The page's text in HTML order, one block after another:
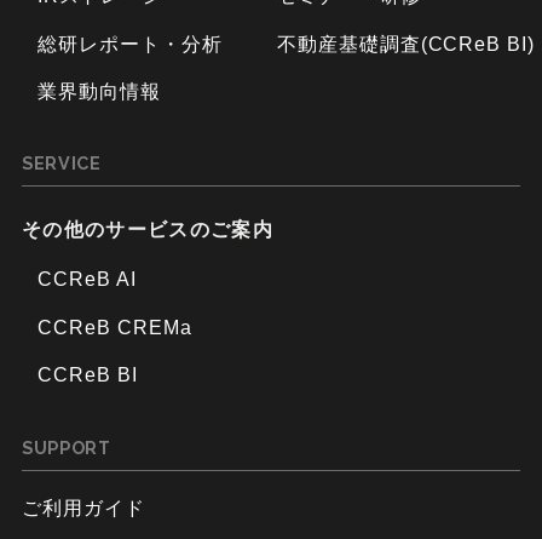
総研レポート・分析
業界動向情報
不動産基礎調査(CCReB BI)
SERVICE
その他のサービスのご案内
CCReB AI
CCReB CREMa
CCReB BI
SUPPORT
ご利用ガイド